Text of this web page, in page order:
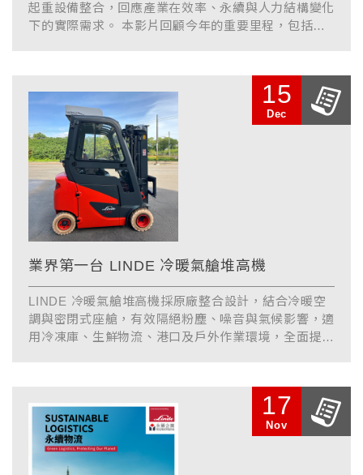
起重設備整合，回應產業在效率、永續與人力結構變化
下的實際需求。 本影片回顧今年的重要里程，包括新
業界第一台 LINDE 冷暖氣艙堆高機
LINDE 冷暖氣艙堆高機採原廠整合設計，結合冷暖空
調與密閉式座艙，有效隔絕粉塵、噪音與氣候影響，適
用冷凍庫、生鮮物流、港口及戶外作業環境，全面提升
15
Dec
17
Nov